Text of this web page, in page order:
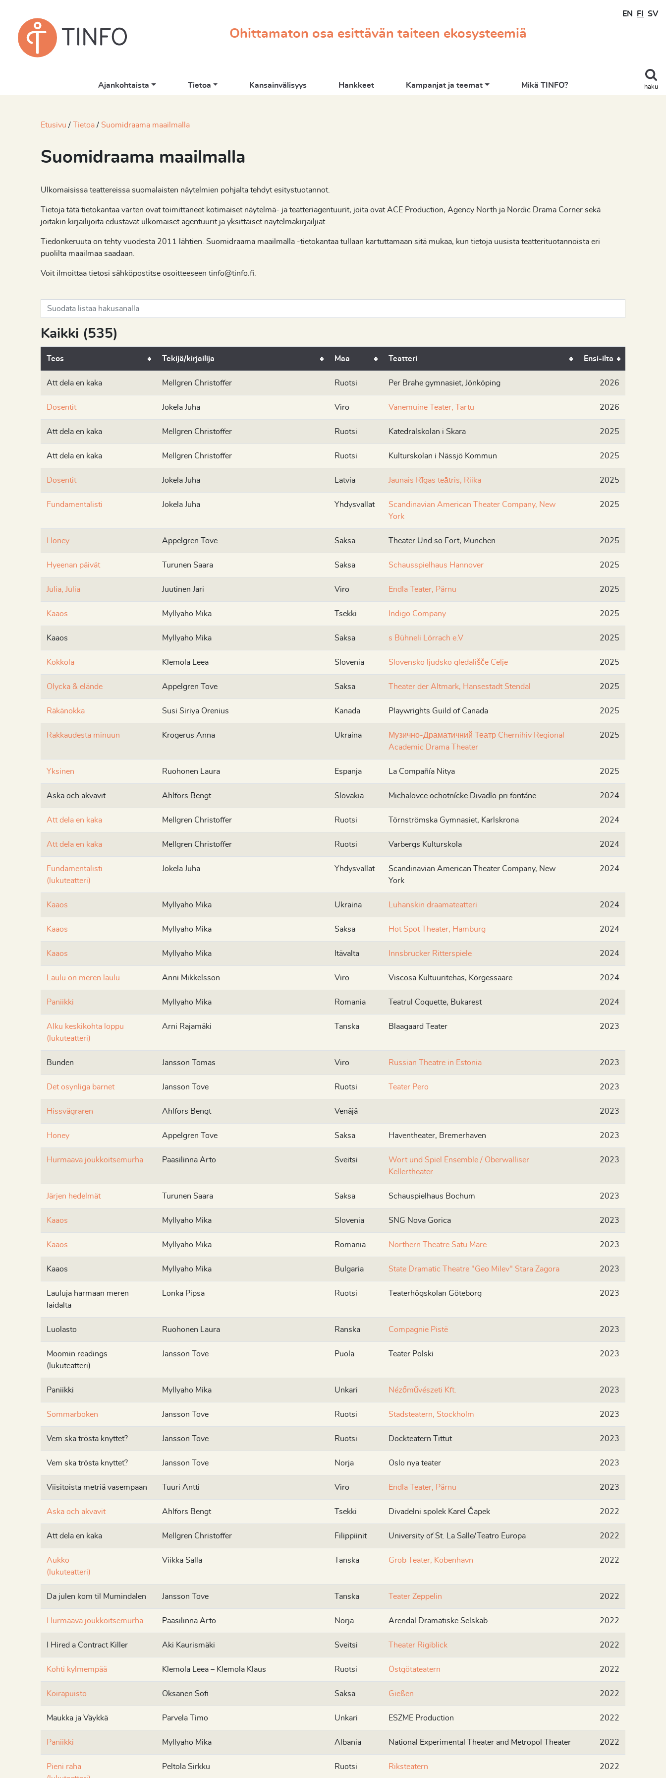
Ohittamaton osa esittävän taiteen ekosysteemiä
EN FI SV
haku
Ajankohtaista Tietoa Kansainvälisyys Hankkeet Kampanjat ja teemat Mikä TINFO?
Etusivu Tietoa Suomidraama maailmalla
Suomidraama maailmalla
Ulkomaisissa teattereissa suomalaisten näytelmien pohjalta tehdyt esitystuotannot.
Tietoja tätä tietokantaa varten ovat toimittaneet kotimaiset näytelmä- ja teatteriagentuurit, joita ovat ACE Production, Agency North ja Nordic Drama Corner sekä
joitakin kirjailijoita edustavat ulkomaiset agentuurit ja yksittäiset näytelmäkirjailjiat.
Tiedonkeruuta on tehty vuodesta 2011 lähtien. Suomidraama maailmalla -tietokantaa tullaan kartuttamaan sitä mukaa, kun tietoja uusista teatterituotannoista eri
puolilta maailmaa saadaan.
Voit ilmoittaa tietosi sähköpostitse osoitteeseen tinfo@tinfo.fi.
Haku
Kaikki (535)
Teos Tekijä/kirjailija Maa Teatteri Ensi-ilta
Att dela en kaka Mellgren Christoffer Ruotsi Per Brahe gymnasiet, Jönköping 2026
Dosentit Jokela Juha Viro Vanemuine Teater, Tartu 2026
Att dela en kaka Mellgren Christoffer Ruotsi Katedralskolan i Skara 2025
Att dela en kaka Mellgren Christoffer Ruotsi Kulturskolan i Nässjö Kommun 2025
Dosentit Jokela Juha Latvia Jaunais Rīgas teātris, Riika 2025
Fundamentalisti Jokela Juha Yhdysvallat
Scandinavian American Theater Company, New
York
2025
Honey Appelgren Tove Saksa Theater Und so Fort, München 2025
Hyeenan päivät Turunen Saara Saksa Schausspielhaus Hannover 2025
Julia, Julia Juutinen Jari Viro Endla Teater, Pärnu 2025
Kaaos Myllyaho Mika Tsekki Indigo Company 2025
Kaaos Myllyaho Mika Saksa s Bühneli Lörrach e.V 2025
Kokkola Klemola Leea Slovenia Slovensko ljudsko gledališče Celje 2025
Olycka & elände Appelgren Tove Saksa Theater der Altmark, Hansestadt Stendal 2025
Räkänokka Susi Siriya Orenius Kanada Playwrights Guild of Canada 2025
Rakkaudesta minuun Krogerus Anna Ukraina
Музично-Драматичний Театр Chernihiv Regional
Academic Drama Theater
2025
Yksinen Ruohonen Laura Espanja La Compañía Nitya 2025
Aska och akvavit Ahlfors Bengt Slovakia Michalovce ochotnícke Divadlo pri fontáne 2024
Att dela en kaka Mellgren Christoffer Ruotsi Törnströmska Gymnasiet, Karlskrona 2024
Att dela en kaka Mellgren Christoffer Ruotsi Varbergs Kulturskola 2024
Fundamentalisti
(lukuteatteri)
Jokela Juha Yhdysvallat
Scandinavian American Theater Company, New
York
2024
Kaaos Myllyaho Mika Ukraina Luhanskin draamateatteri 2024
Kaaos Myllyaho Mika Saksa Hot Spot Theater, Hamburg 2024
Kaaos Myllyaho Mika Itävalta Innsbrucker Ritterspiele 2024
Laulu on meren laulu Anni Mikkelsson Viro Viscosa Kultuuritehas, Körgessaare 2024
Paniikki Myllyaho Mika Romania Teatrul Coquette, Bukarest 2024
Alku keskikohta loppu
(lukuteatteri)
Arni Rajamäki Tanska Blaagaard Teater 2023
Bunden Jansson Tomas Viro Russian Theatre in Estonia 2023
Det osynliga barnet Jansson Tove Ruotsi Teater Pero 2023
Hissvägraren Ahlfors Bengt Venäjä 2023
Honey Appelgren Tove Saksa Haventheater, Bremerhaven 2023
Hurmaava joukkoitsemurha Paasilinna Arto Sveitsi
Wort und Spiel Ensemble / Oberwalliser
Kellertheater
2023
Järjen hedelmät Turunen Saara Saksa Schauspielhaus Bochum 2023
Kaaos Myllyaho Mika Slovenia SNG Nova Gorica 2023
Kaaos Myllyaho Mika Romania Northern Theatre Satu Mare 2023
Kaaos Myllyaho Mika Bulgaria State Dramatic Theatre "Geo Milev" Stara Zagora 2023
Lauluja harmaan meren
laidalta
Lonka Pipsa Ruotsi Teaterhögskolan Göteborg 2023
Luolasto Ruohonen Laura Ranska Compagnie Pistë 2023
Moomin readings
(lukuteatteri)
Jansson Tove Puola Teater Polski 2023
Paniikki Myllyaho Mika Unkari Nézőművészeti Kft. 2023
Sommarboken Jansson Tove Ruotsi Stadsteatern, Stockholm 2023
Vem ska trösta knyttet? Jansson Tove Ruotsi Dockteatern Tittut 2023
Vem ska trösta knyttet? Jansson Tove Norja Oslo nya teater 2023
Viisitoista metriä vasempaan Tuuri Antti Viro Endla Teater, Pärnu 2023
Aska och akvavit Ahlfors Bengt Tsekki Divadelni spolek Karel Čapek 2022
Att dela en kaka Mellgren Christoffer Filippiinit University of St. La Salle/Teatro Europa 2022
Aukko
(lukuteatteri)
Viikka Salla Tanska Grob Teater, Kobenhavn 2022
Da julen kom til Mumindalen Jansson Tove Tanska Teater Zeppelin 2022
Hurmaava joukkoitsemurha Paasilinna Arto Norja Arendal Dramatiske Selskab 2022
I Hired a Contract Killer Aki Kaurismäki Sveitsi Theater Rigiblick 2022
Kohti kylmempää Klemola Leea – Klemola Klaus Ruotsi Östgötateatern 2022
Koirapuisto Oksanen Sofi Saksa Gießen 2022
Maukka ja Väykkä Parvela Timo Unkari ESZME Production 2022
Paniikki Myllyaho Mika Albania National Experimental Theater and Metropol Theater 2022
Pieni raha
Peltola Sirkku Ruotsi Riksteatern 2022